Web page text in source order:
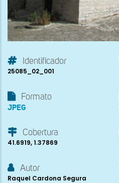
Identificador
25085_02_001
Formato
JPEG
Cobertura
41.6919, 1.37869
Autor
Raquel Cardona Segura